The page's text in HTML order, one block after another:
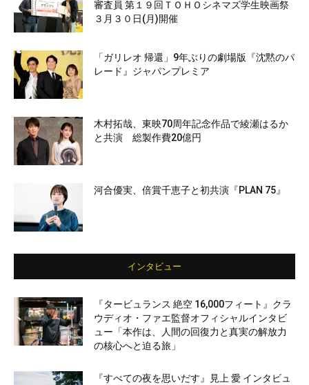
審査員 第１９回ＴＯＨＯシネマズ学生映画祭
３月３０日(月)開催
「ガリレオ 帰還」9年ぶりの劇場版『沈黙のパ
レード』ジャパンプレミア
木村拓哉、東映70周年記念作品で綾瀬はるか
と共演 総製作費20億円
河合優実、倍賞千恵子と初共演『PLAN 75』
インタビュー
『タービュランス 絶空 16,000フィート』クラ
ウディオ・ファエ監督オフィシャルインタビ
ュー「本作は、人間の回復力と真実の解放力
の核心へと迫る旅」
『すべての夜を思いだす』見上 愛 インタビュ